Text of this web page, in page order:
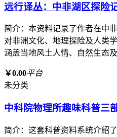
远行译丛：中非湖区探险
简介：本资料记录了作者在中
对非洲文化、地理探险及人类
涵盖当地风土人情、自然生态
￥0.00平台
未分类
中科院物理所趣味科普三
简介：这套科普资料系统介绍